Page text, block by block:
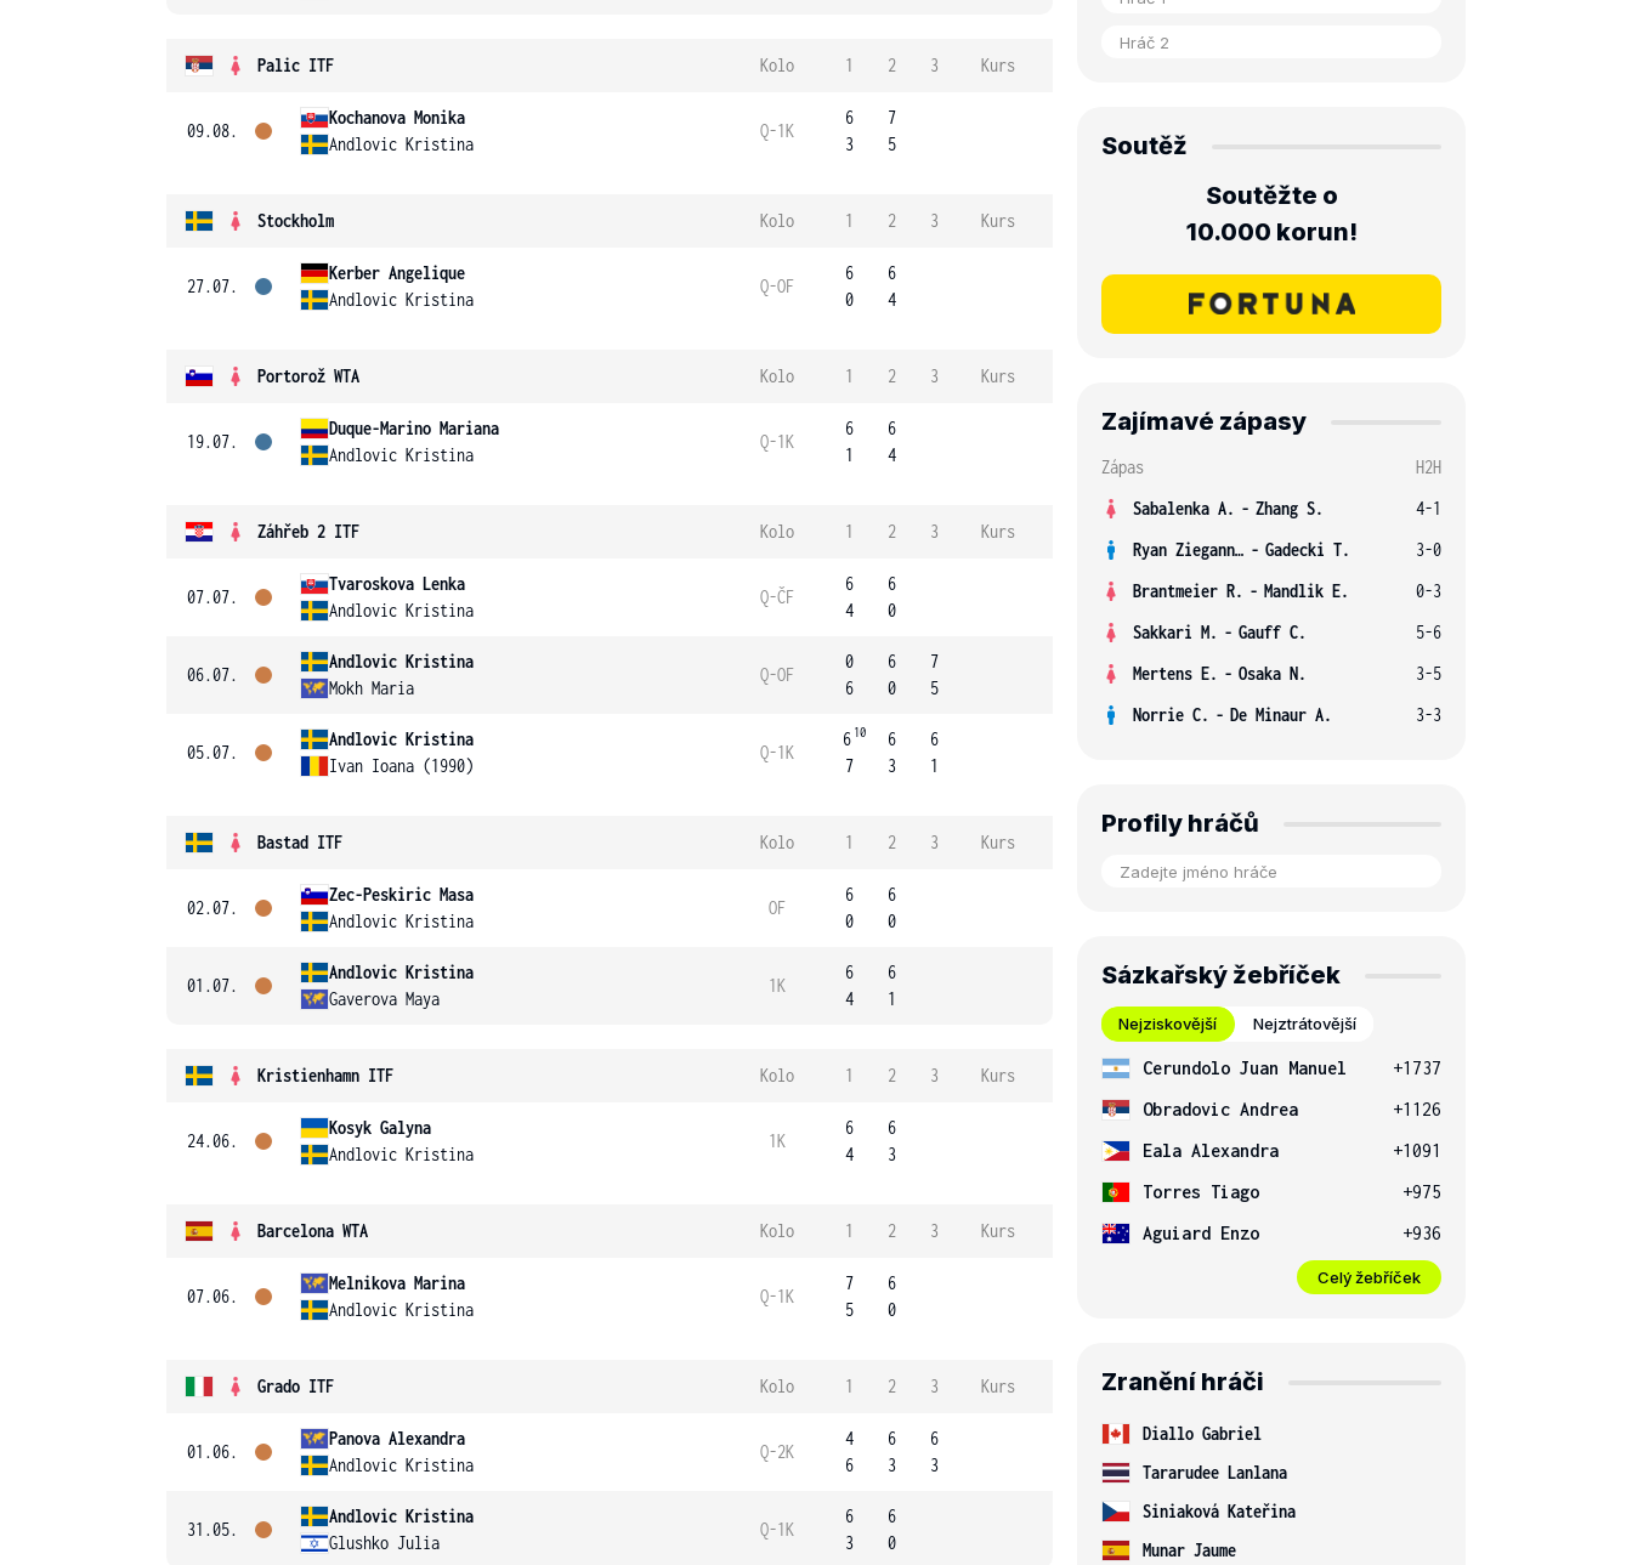
Palic ITF Kolo 1 2 3 Kurs
09.08.
Kochanova Monika
Andlovic Kristina
Q-1K
6
3
7
5
Stockholm Kolo 1 2 3 Kurs
27.07.
Kerber Angelique
Andlovic Kristina
Q-OF
6
0
6
4
Portorož WTA Kolo 1 2 3 Kurs
19.07.
Duque-Marino Mariana
Andlovic Kristina
Q-1K
6
1
6
4
Záhřeb 2 ITF Kolo 1 2 3 Kurs
07.07.
Tvaroskova Lenka
Andlovic Kristina
Q-ČF
6
4
6
0
06.07.
Andlovic Kristina
Mokh Maria
Q-OF
0
6
6
0
7
5
05.07.
Andlovic Kristina
Ivan Ioana (1990)
Q-1K
6 10
7
6
3
6
1
Bastad ITF Kolo 1 2 3 Kurs
02.07.
Zec-Peskiric Masa
Andlovic Kristina
OF
6
0
6
0
01.07.
Andlovic Kristina
Gaverova Maya
1K
6
4
6
1
Kristienhamn ITF Kolo 1 2 3 Kurs
24.06.
Kosyk Galyna
Andlovic Kristina
1K
6
4
6
3
Barcelona WTA Kolo 1 2 3 Kurs
07.06.
Melnikova Marina
Andlovic Kristina
Q-1K
7
5
6
0
Grado ITF Kolo 1 2 3 Kurs
01.06.
Panova Alexandra
Andlovic Kristina
Q-2K
4
6
6
3
6
3
31.05.
Andlovic Kristina
Glushko Julia
Q-1K
6
3
6
0
Soutěž
Soutěžte o
10.000 korun!
Zajímavé zápasy
Zápas
H2H
Sabalenka A. - Zhang S.
4-1
Ryan Ziegann S. - Gadecki T.
3-0
Brantmeier R. - Mandlik E.
0-3
Sakkari M. - Gauff C.
5-6
Mertens E. - Osaka N.
3-5
Norrie C. - De Minaur A. 3-3
Profily hráčů
Sázkařský žebříček
Nejziskovější Nejztrátovější
Cerundolo Juan Manuel
+1737
Obradovic Andrea
+1126
Eala Alexandra
+1091
Torres Tiago
+975
Aguiard Enzo
+936
Celý žebříček
Zranění hráči
Diallo Gabriel
Tararudee Lanlana
Siniaková Kateřina
Munar Jaume